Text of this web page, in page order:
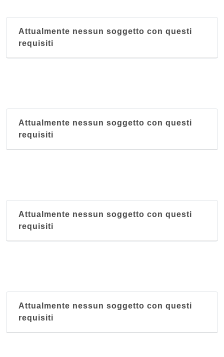
Attualmente nessun soggetto con questi
requisiti
Attualmente nessun soggetto con questi
requisiti
Attualmente nessun soggetto con questi
requisiti
Attualmente nessun soggetto con questi
requisiti